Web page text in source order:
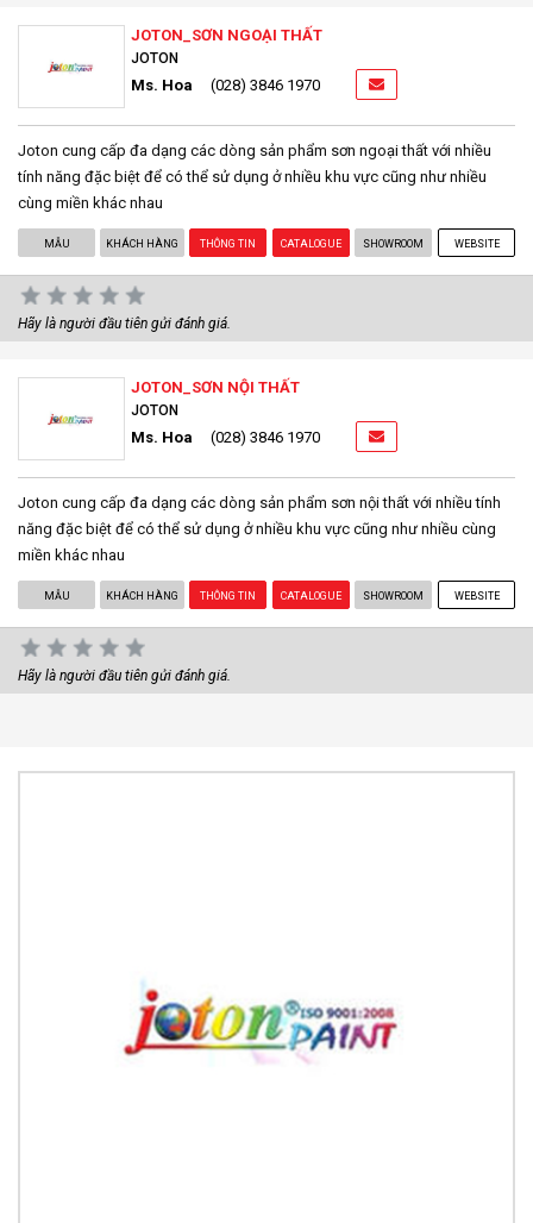
JOTON_SƠN NGOẠI THẤT
JOTON
Ms. Hoa (028) 3846 1970
Joton cung cấp đa dạng các dòng sản phẩm sơn ngoại thất với nhiều
tính năng đặc biệt để có thể sử dụng ở nhiều khu vực cũng như nhiều
cùng miền khác nhau
MẪU KHÁCH HÀNG THÔNG TIN CATALOGUE SHOWROOM WEBSITE
Hãy là người đầu tiên gửi đánh giá.
JOTON_SƠN NỘI THẤT
JOTON
Ms. Hoa (028) 3846 1970
Joton cung cấp đa dạng các dòng sản phẩm sơn nội thất với nhiều tính
năng đặc biệt để có thể sử dụng ở nhiều khu vực cũng như nhiều cùng
miền khác nhau
MẪU KHÁCH HÀNG THÔNG TIN CATALOGUE SHOWROOM WEBSITE
Hãy là người đầu tiên gửi đánh giá.